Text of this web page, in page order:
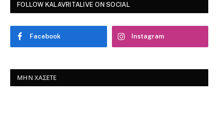
FOLLOW KALAVRITALIVE ON SOCIAL
Facebook Instagram
ΜΗΝ ΧΆΣΕΤΕ